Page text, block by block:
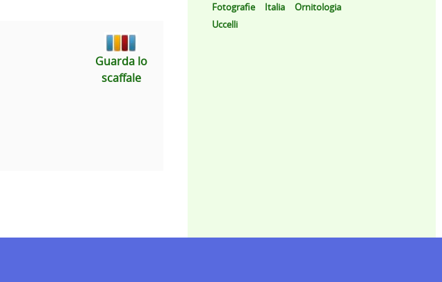
Guarda lo
scaffale
Fotografie Italia
Ornitologia
Uccelli